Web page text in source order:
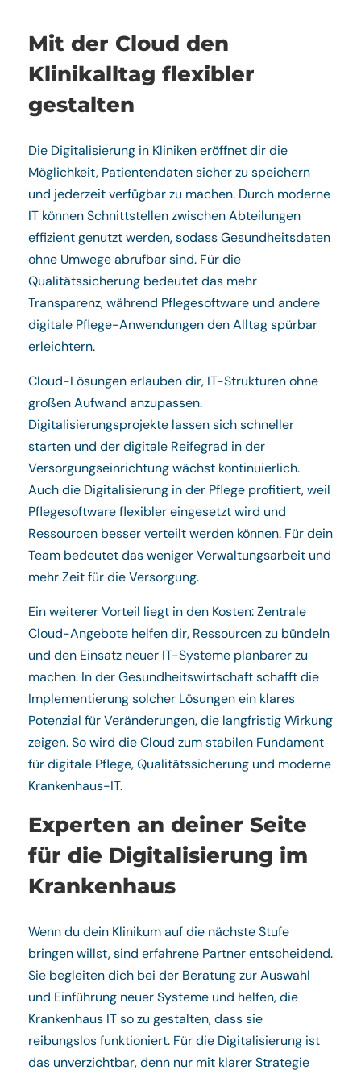
Mit der Cloud den
Klinikalltag flexibler
gestalten
Die Digitalisierung in Kliniken eröffnet dir die
Möglichkeit, Patientendaten sicher zu speichern
und jederzeit verfügbar zu machen. Durch moderne
IT können Schnittstellen zwischen Abteilungen
effizient genutzt werden, sodass Gesundheitsdaten
ohne Umwege abrufbar sind. Für die
Qualitätssicherung bedeutet das mehr
Transparenz, während Pflegesoftware und andere
digitale Pflege-Anwendungen den Alltag spürbar
erleichtern.
Cloud-Lösungen erlauben dir, IT-Strukturen ohne
großen Aufwand anzupassen.
Digitalisierungsprojekte lassen sich schneller
starten und der digitale Reifegrad in der
Versorgungseinrichtung wächst kontinuierlich.
Auch die Digitalisierung in der Pflege profitiert, weil
Pflegesoftware flexibler eingesetzt wird und
Ressourcen besser verteilt werden können. Für dein
Team bedeutet das weniger Verwaltungsarbeit und
mehr Zeit für die Versorgung.
Ein weiterer Vorteil liegt in den Kosten: Zentrale
Cloud-Angebote helfen dir, Ressourcen zu bündeln
und den Einsatz neuer IT-Systeme planbarer zu
machen. In der Gesundheitswirtschaft schafft die
Implementierung solcher Lösungen ein klares
Potenzial für Veränderungen, die langfristig Wirkung
zeigen. So wird die Cloud zum stabilen Fundament
für digitale Pflege, Qualitätssicherung und moderne
Krankenhaus-IT.
Experten an deiner Seite
für die Digitalisierung im
Krankenhaus
Wenn du dein Klinikum auf die nächste Stufe
bringen willst, sind erfahrene Partner entscheidend.
Sie begleiten dich bei der Beratung zur Auswahl
und Einführung neuer Systeme und helfen, die
Krankenhaus IT so zu gestalten, dass sie
reibungslos funktioniert. Für die Digitalisierung ist
das unverzichtbar, denn nur mit klarer Strategie